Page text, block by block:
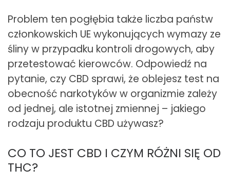
Problem ten pogłębia także liczba państw
członkowskich UE wykonujących wymazy ze
śliny w przypadku kontroli drogowych, aby
przetestować kierowców. Odpowiedź na
pytanie, czy CBD sprawi, że oblejesz test na
obecność narkotyków w organizmie zależy
od jednej, ale istotnej zmiennej – jakiego
rodzaju produktu CBD używasz?
CO TO JEST CBD I CZYM RÓŻNI SIĘ OD
THC?